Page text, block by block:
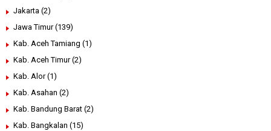
Jakarta (2)
Jawa Timur (139)
Kab. Aceh Tamiang (1)
Kab. Aceh Timur (2)
Kab. Alor (1)
Kab. Asahan (2)
Kab. Bandung Barat (2)
Kab. Bangkalan (15)